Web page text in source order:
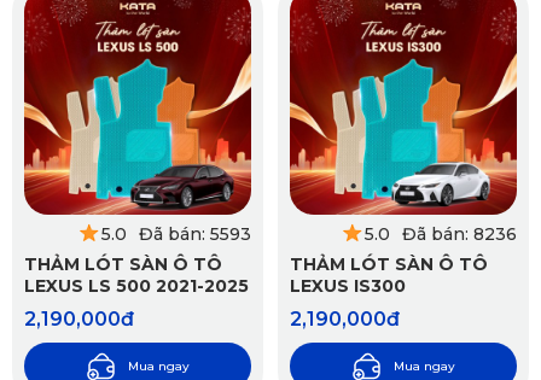
5.0
Đã bán: 5593
THẢM LÓT SÀN Ô TÔ
LEXUS LS 500 2021-2025
2,190,000đ
Mua ngay
5.0
Đã bán: 8236
THẢM LÓT SÀN Ô TÔ
LEXUS IS300
2,190,000đ
Mua ngay